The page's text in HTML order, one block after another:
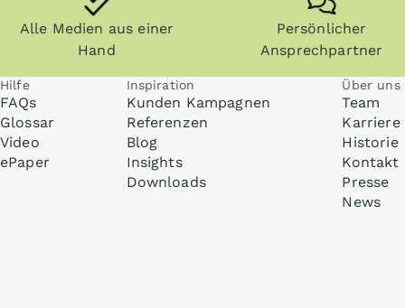
Alle Medien aus einer
Hand
Persönlicher
Ansprechpartner
Hilfe
FAQs
Glossar
Video
ePaper
Inspiration
Kunden Kampagnen
Referenzen
Blog
Insights
Downloads
Über uns
Team
Karriere
Historie
Kontakt
Presse
News